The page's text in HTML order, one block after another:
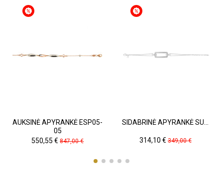
AUKSINĖ APYRANKĖ ESP05-
05
Kaina
550,55 € Pradinė
847,00 €
SIDABRINĖ APYRANKĖ SU...
Kaina
314,10 €Pradinė
349,00 €